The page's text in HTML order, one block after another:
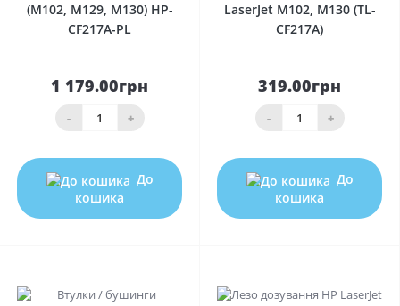
(M102, M129, M130) HP-
CF217A-PL
1 179.00грн
- +
До
кошика
LaserJet M102, M130 (TL-
CF217A)
319.00грн
- +
До
кошика